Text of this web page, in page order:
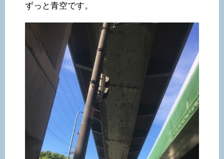
ずっと青空です。